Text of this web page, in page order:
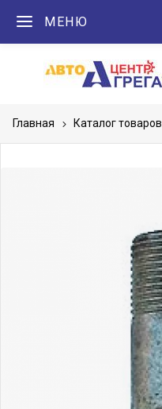
МЕНЮ
Главная Каталог товаров